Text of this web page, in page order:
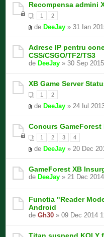
Recompensa admini
1 2
de DeeJay » 31 Ian
Adrese IP pentru
CSS/CSGO/TF2/TS3
de DeeJay » 30 Sep
XB Game Server
1 2
de DeeJay » 24 Iul
Concurs
1 2 3 4
de DeeJay » 20 Dec
GameForest XB
de DeeJay » 21 Dec
Functia "Reader
Android
deGh30 » 09 Dec 2014